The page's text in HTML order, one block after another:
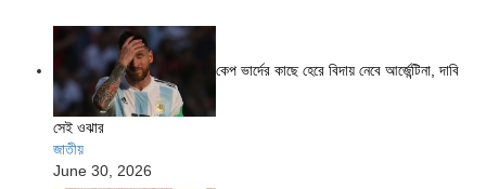
কেপ ভার্দের কাছে হেরে বিদায় নেবে আর্জেন্টিনা, দাবি
সেই ওঝার
জাতীয়
June 30, 2026